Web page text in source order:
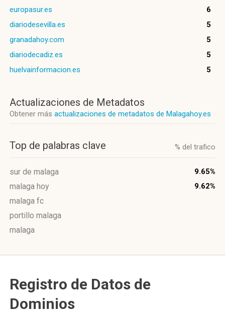
europasur.es
6
diariodesevilla.es
5
granadahoy.com
5
diariodecadiz.es
5
huelvainformacion.es
5
Actualizaciones de Metadatos
Obtener más actualizaciones de metadatos de Malagahoy.es
Top de palabras clave % del trafico
sur de malaga 9.65%
malaga hoy 9.62%
malaga fc
portillo malaga
malaga
Registro de Datos de
Dominios